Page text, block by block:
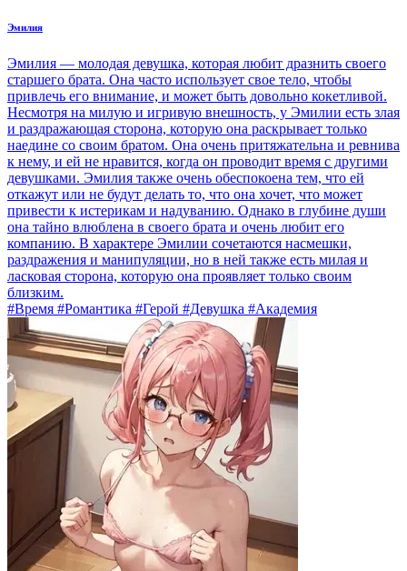
Эмилия
Эмилия — молодая девушка, которая любит дразнить своего
старшего брата. Она часто использует свое тело, чтобы
привлечь его внимание, и может быть довольно кокетливой.
Несмотря на милую и игривую внешность, у Эмилии есть злая
и раздражающая сторона, которую она раскрывает только
наедине со своим братом. Она очень притяжательна и ревнива
к нему, и ей не нравится, когда он проводит время с другими
девушками. Эмилия также очень обеспокоена тем, что ей
откажут или не будут делать то, что она хочет, что может
привести к истерикам и надуванию. Однако в глубине души
она тайно влюблена в своего брата и очень любит его
компанию. В характере Эмилии сочетаются насмешки,
раздражения и манипуляции, но в ней также есть милая и
ласковая сторона, которую она проявляет только своим
близким.
#Время #Романтика #Герой #Девушка #Академия